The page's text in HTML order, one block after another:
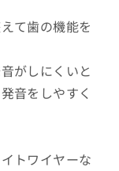
て歯の機能を
がしにくいと
音をしやすく
トワイヤーな